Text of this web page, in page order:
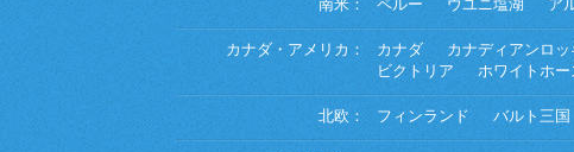
南米： ペルー ウユニ塩湖 ア
カナダ・アメリカ： カナダ カナディアンロッ
ビクトリア
ホワイトホー
北欧： フィンランド バルト三国